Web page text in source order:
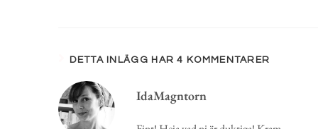
DETTA INLÄGG HAR 4 KOMMENTARER
IdaMagntorn